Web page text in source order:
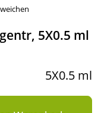
5X0.5 ml
5X0.5 ml